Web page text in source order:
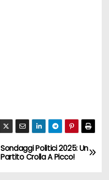
Sondaggi Politici 2025: Un
Partito Crolla A Picco!